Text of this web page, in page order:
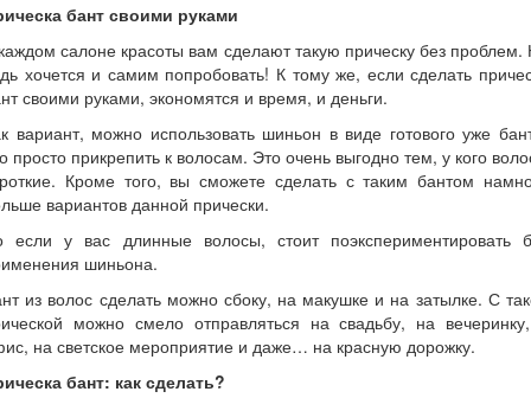
бант своими руками
салоне красоты вам сделают такую прическу без проблем.
хочется и самим попробовать! К тому же, если сделать
своими руками, экономятся и время, и деньги.
вариант, можно использовать шиньон в виде готового уже
просто прикрепить к волосам. Это очень выгодно тем, у кого
Кроме того, вы сможете сделать с таким бантом
вариантов данной прически.
если у вас длинные волосы, стоит поэкспериментировать
шиньона.
из волос сделать можно сбоку, на макушке и на затылке. С
можно смело отправляться на свадьбу, на
на светское мероприятие и даже… на красную дорожку.
бант: как сделать?